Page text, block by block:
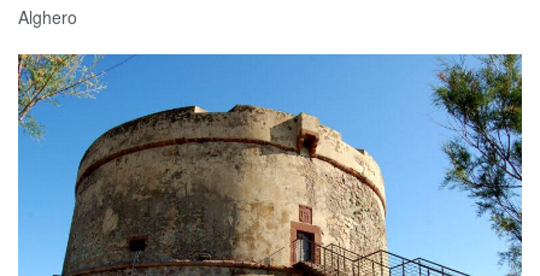
Alghero